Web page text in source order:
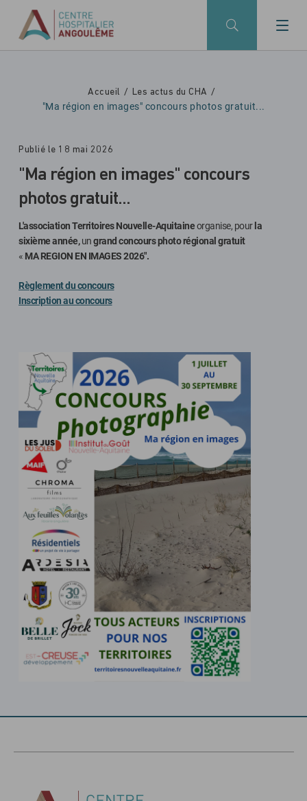
Accueil Les actus du CHA
"Ma région en images" concours photos gratuit...
Publié le 18 mai 2026
"Ma région en images" concours
photos gratuit...
L'association Territoires Nouvelle-Aquitaineorganise, pour la
sixième année,ungrand concours photo régional gratuit
« MA REGION EN IMAGES 2026".
Règlement du concours
Inscription au concours